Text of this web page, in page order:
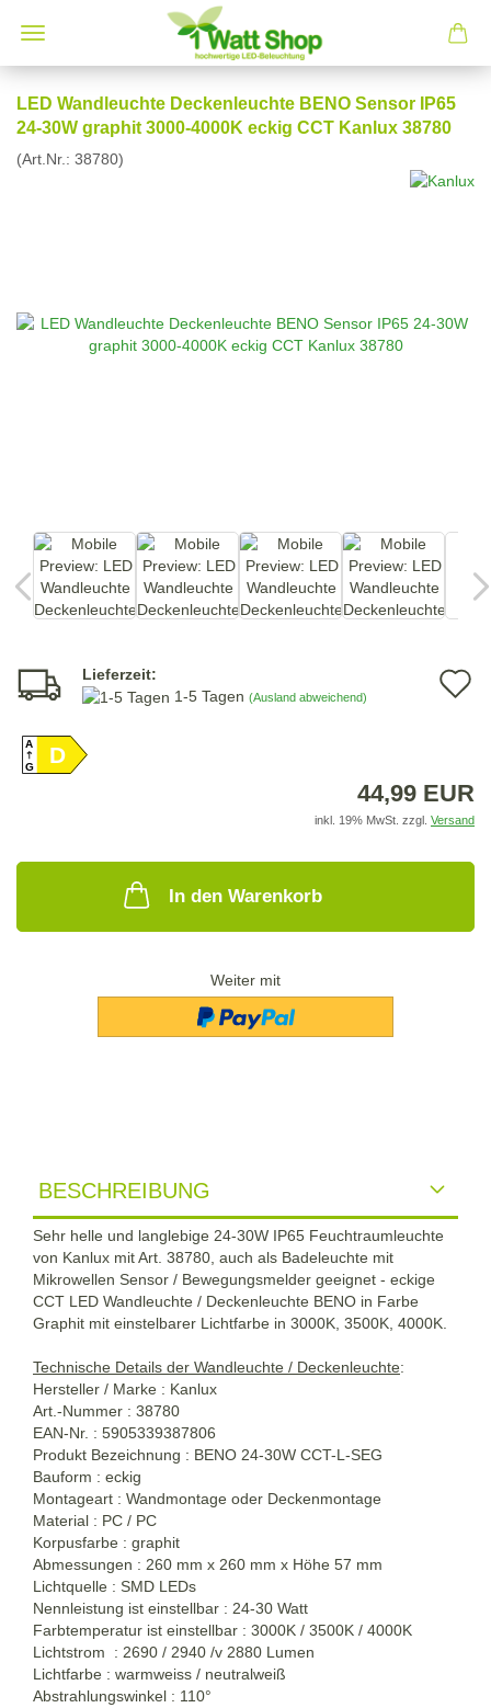
LED Wandleuchte Deckenleuchte BENO Sensor IP65
24-30W graphit 3000-4000K eckig CCT Kanlux 38780
(Art.Nr.: 38780)
Lieferzeit:
1-5 Tagen (Ausland abweichend)
A
GD
44,99 EUR
inkl. 19% MwSt. zzgl. Versand
In den Warenkorb
Weiter mit
BESCHREIBUNG
Sehr helle und langlebige 24-30W IP65 Feuchtraumleuchte
von Kanlux mit Art. 38780, auch als Badeleuchte mit
Mikrowellen Sensor / Bewegungsmelder geeignet - eckige
CCT LED Wandleuchte / Deckenleuchte BENO in Farbe
Graphit mit einstelbarer Lichtfarbe in 3000K, 3500K, 4000K.
Technische Details der Wandleuchte / Deckenleuchte:
Hersteller / Marke : Kanlux
Art.-Nummer : 38780
EAN-Nr. : 5905339387806
Produkt Bezeichnung : BENO 24-30W CCT-L-SEG
Bauform : eckig
Montageart : Wandmontage oder Deckenmontage
Material : PC / PC
Korpusfarbe : graphit
Abmessungen : 260 mm x 260 mm x Höhe 57 mm
Lichtquelle : SMD LEDs
Nennleistung ist einstellbar : 24-30 Watt
Farbtemperatur ist einstellbar : 3000K / 3500K / 4000K
Lichtstrom : 2690 / 2940 /v 2880 Lumen
Lichtfarbe : warmweiss / neutralweiß
Abstrahlungswinkel : 110°